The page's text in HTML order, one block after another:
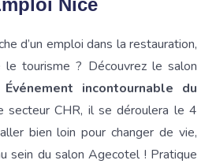
Nice
d’un emploi dans la restauration,
le tourisme ? Découvrez le salon
Événement incontournable du
secteur CHR, il se déroulera le 4
bien loin pour changer de vie,
sein du salon Agecotel ! Pratique